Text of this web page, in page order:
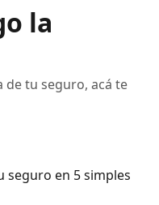
la
de tu seguro, acá te
seguro en 5 simples